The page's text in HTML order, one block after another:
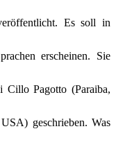
Es soll in
erscheinen. Sie
Cillo Pagotto (Paraiba,
geschrieben. Was